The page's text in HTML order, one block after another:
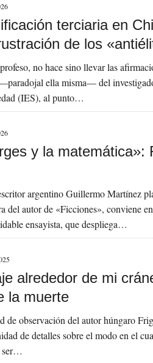
terciaria en
de los
no hace sino llevar las
ella misma— del
(IES), al punto…
y la matemática»:
argentino Guillermo Martínez
del autor de «Ficciones», conviene
ensayista, que despliega…
alrededor de mi
la muerte
de observación del autor húngaro
de detalles sobre el modo en el
ser…